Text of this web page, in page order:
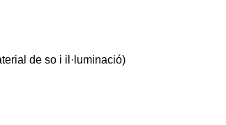
de so i il·luminació)